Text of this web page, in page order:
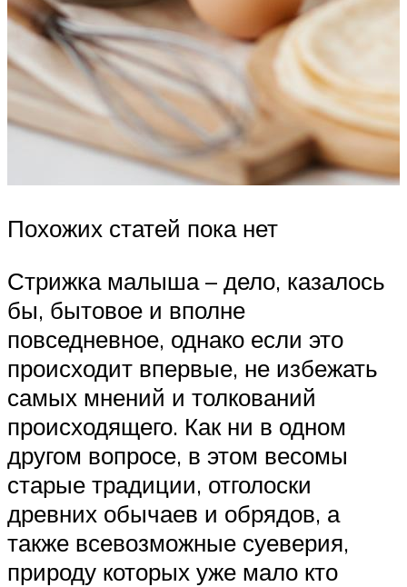
Похожих статей пока нет
Стрижка малыша – дело, казалось
бы, бытовое и вполне
повседневное, однако если это
происходит впервые, не избежать
самых мнений и толкований
происходящего. Как ни в одном
другом вопросе, в этом весомы
старые традиции, отголоски
древних обычаев и обрядов, а
также всевозможные суеверия,
природу которых уже мало кто